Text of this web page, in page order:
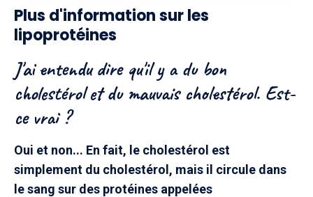
Plus d'information sur les
lipoprotéines
J'ai entendu dire qu'il y a du bon
cholestérol et du mauvais cholestérol. Est-
ce vrai ?
Oui et non... En fait, le cholestérol est
simplement du cholestérol, mais il circule dans
le sang sur des protéines appelées